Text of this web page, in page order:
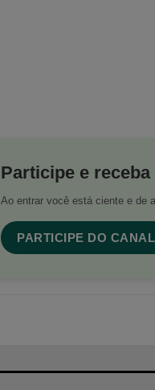
Participe e
Ao entrar você está ciente e de
PARTICIPE DO CANAL